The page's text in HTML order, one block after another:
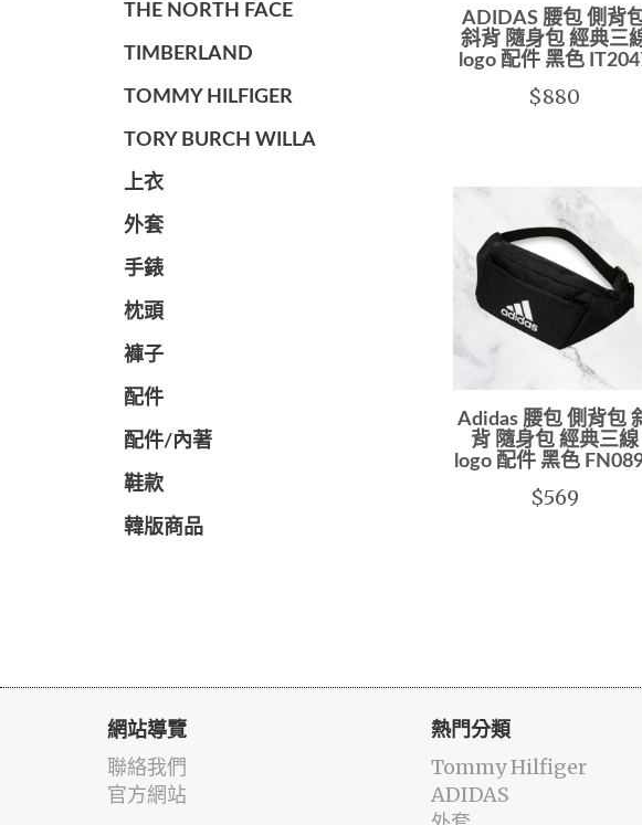
THE NORTH FACE
TIMBERLAND
TOMMY HILFIGER
TORY BURCH WILLA
上衣
外套
手錶
枕頭
褲子
配件
配件/內著
鞋款
韓版商品
ADIDAS 腰包 側背
斜背 隨身包 經典三
logo 配件 黑色
$880
Adidas 腰包 側背包
背 隨身包 經典三線
logo 配件 黑色
$569
網站導覽
聯絡我們
官方網站
熱門分類
Tommy Hilfiger
ADIDAS